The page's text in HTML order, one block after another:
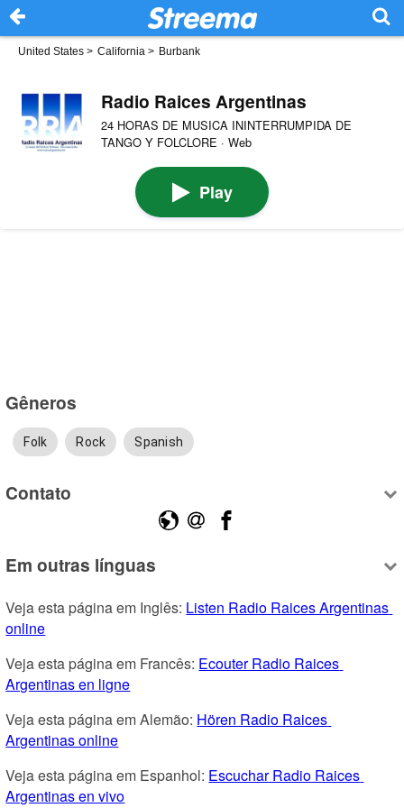
United States > California > Burbank
Radio Raices Argentinas
24 HORAS DE MUSICA ININTERRUMPIDA DE
TANGO Y FOLCLORE · Web
Play
Gêneros
Folk Rock Spanish
Contato
Em outras línguas
Veja esta página em Inglês: Listen Radio Raices Argentinas
online
Veja esta página em Francês: Ecouter Radio Raices
Argentinas en ligne
Veja esta página em Alemão: Hören Radio Raices
Argentinas online
Veja esta página em Espanhol: Escuchar Radio Raices
Argentinas en vivo